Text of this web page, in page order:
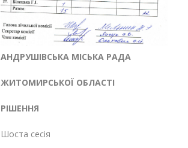
АНДРУШІВСЬКА МІСЬКА РАДА
ЖИТОМИРСЬКОЇ ОБЛАСТІ
РІШЕННЯ
Шоста сесія